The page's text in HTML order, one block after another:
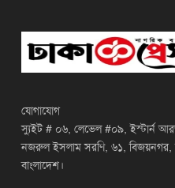
যোগাযোগ
স্যুইট # ০৬, লেভেল #০৯, ইস্টার্ন
নজরুল ইসলাম সরণি, ৬১, বিজয়নগর,
বাংলাদেশ।